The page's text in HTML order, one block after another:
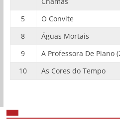
5 O Convite
8
Águas Mortais
9
A Professora De Piano
10
As Cores do Tempo